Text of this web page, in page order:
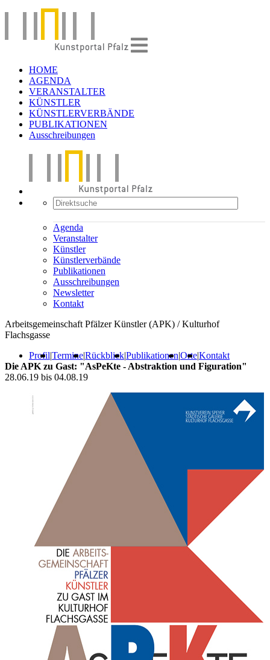
HOME
AGENDA
VERANSTALTER
KÜNSTLER
KÜNSTLERVERBÄNDE
PUBLIKATIONEN
Ausschreibungen
Agenda
Veranstalter
Künstler
Künstlerverbände
Publikationen
Ausschreibungen
Newsletter
Kontakt
Arbeitsgemeinschaft Pfälzer Künstler (APK) / Kulturhof
Flachsgasse
Profil|Termine|Rückblick|Publikationen|Orte|Kontakt
Die APK zu Gast: "AsPeKte - Abstraktion und Figuration"
28.06.19 bis 04.08.19